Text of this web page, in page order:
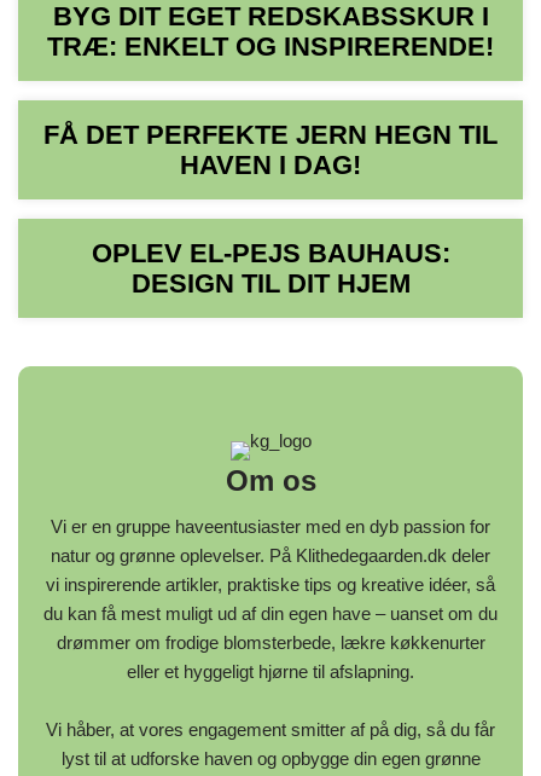
BYG DIT EGET REDSKABSSKUR I
TRÆ: ENKELT OG INSPIRERENDE!
FÅ DET PERFEKTE JERN HEGN TIL
HAVEN I DAG!
OPLEV EL-PEJS BAUHAUS:
DESIGN TIL DIT HJEM
Om os
Vi er en gruppe haveentusiaster med en dyb passion for
natur og grønne oplevelser. På Klithedegaarden.dk deler
vi inspirerende artikler, praktiske tips og kreative idéer, så
du kan få mest muligt ud af din egen have – uanset om du
drømmer om frodige blomsterbede, lækre køkkenurter
eller et hyggeligt hjørne til afslapning.
Vi håber, at vores engagement smitter af på dig, så du får
lyst til at udforske haven og opbygge din egen grønne